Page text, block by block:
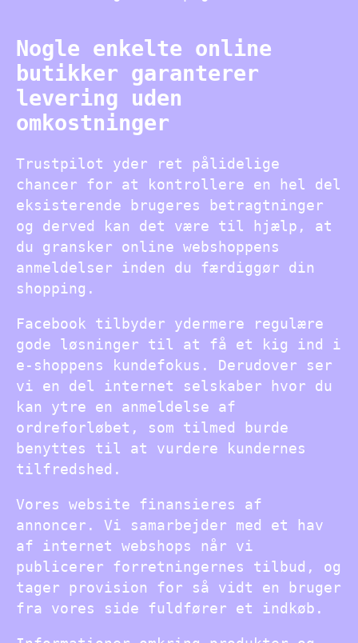
Nogle enkelte online
butikker garanterer
levering uden
omkostninger
Trustpilot yder ret pålidelige
chancer for at kontrollere en hel del
eksisterende brugeres betragtninger
og derved kan det være til hjælp, at
du gransker online webshoppens
anmeldelser inden du færdiggør din
shopping.
Facebook tilbyder ydermere regulære
gode løsninger til at få et kig ind i
e-shoppens kundefokus. Derudover ser
vi en del internet selskaber hvor du
kan ytre en anmeldelse af
ordreforløbet, som tilmed burde
benyttes til at vurdere kundernes
tilfredshed.
Vores website finansieres af
annoncer. Vi samarbejder med et hav
af internet webshops når vi
publicerer forretningernes tilbud, og
tager provision for så vidt en bruger
fra vores side fuldfører et indkøb.